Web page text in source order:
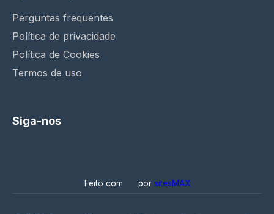
Perguntas frequentes
Política de privacidade
Política de Cookies
Termos de uso
Siga-nos
Feito com por sitesMAX